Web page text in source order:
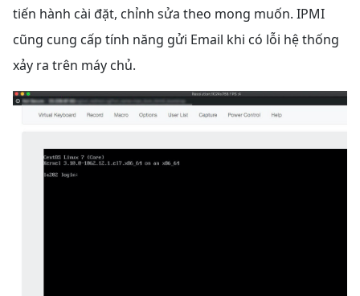
tiến hành cài đặt, chỉnh sửa theo mong muốn. IPMI
cũng cung cấp tính năng gửi Email khi có lỗi hệ thống
xảy ra trên máy chủ.